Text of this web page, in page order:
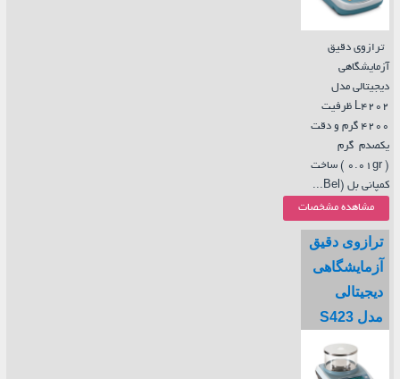
ترازوی دقیق
آزمایشگاهی
دیجیتالی مدل
L4202 ظرفیت
4200 گرم و دقت
یکصدم گرم
( 0.01gr ) ساخت
کمپانی بل (Bel...
مشاهده مشخصات
ترازوی دقیق
آزمایشگاهی
دیجیتالی
مدل S423